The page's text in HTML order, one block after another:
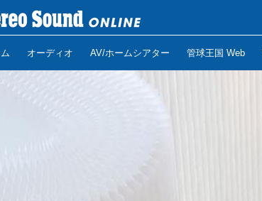
オーディオ AV/ホームシアター 管球王国 Web